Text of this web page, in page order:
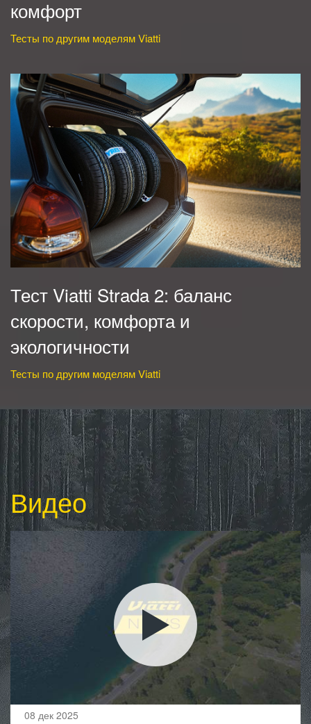
комфорт
Тесты по другим моделям Viatti
Тест Viatti Strada 2: баланс
скорости, комфорта и
экологичности
Тесты по другим моделям Viatti
Видео
08 дек 2025